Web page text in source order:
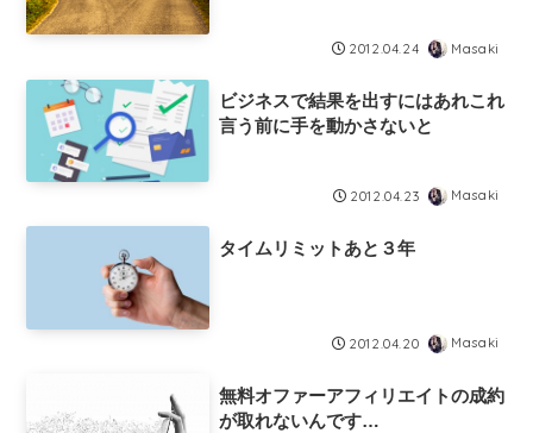
2012.04.24 Masaki
ビジネスで結果を出すにはあれこれ
言う前に手を動かさないと
2012.04.23 Masaki
タイムリミットあと３年
2012.04.20 Masaki
無料オファーアフィリエイトの成約
が取れないんです…